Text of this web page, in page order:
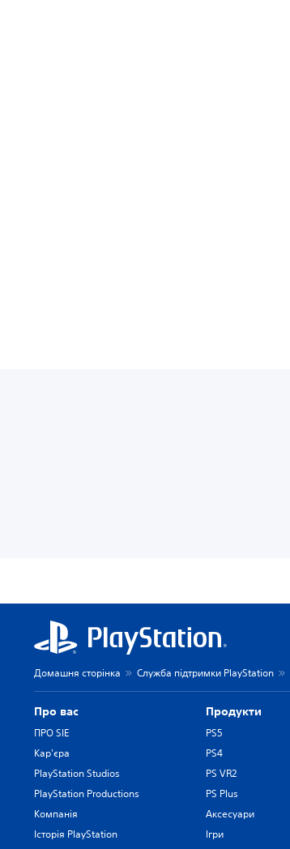
Домашня сторінка Служба підтримки PlayStation
Про вас
ПРО SIE
Кар'єра
PlayStation Studios
PlayStation Productions
Компанія
Історія PlayStation
Продукти
PS5
PS4
PS VR2
PS Plus
Аксесуари
Ігри